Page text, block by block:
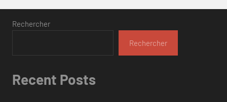
Rechercher
Rechercher
Recent Posts